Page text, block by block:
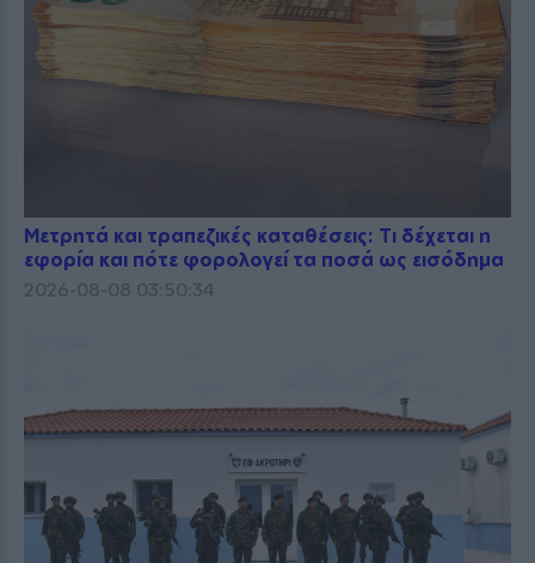
Μετρητά και τραπεζικές καταθέσεις: Τι δέχεται η
εφορία και πότε φορολογεί τα ποσά ως εισόδημα
2026-08-08 03:50:34